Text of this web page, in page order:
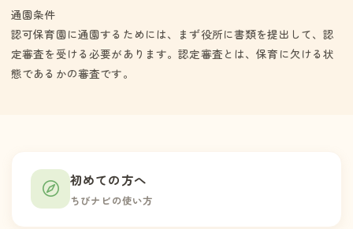
通園条件
認可保育園に通園するためには、まず役所に書類を提出して、認
定審査を受ける必要があります。認定審査とは、保育に欠ける状
態であるかの審査です。
初めての方へ
ちびナビの使い方